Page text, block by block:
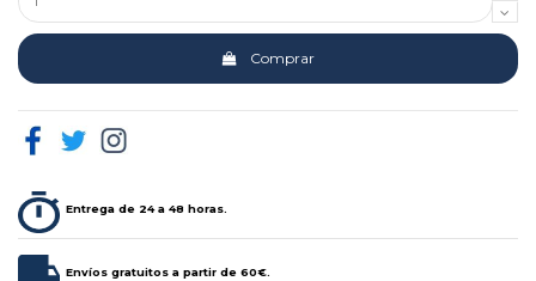
Comprar
Entrega de 24 a 48 horas.
Envíos gratuitos a partir de 60€.